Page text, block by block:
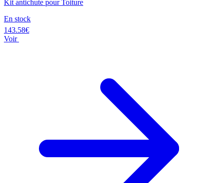
Kit antichute pour Toiture
En stock
143.58€
Voir